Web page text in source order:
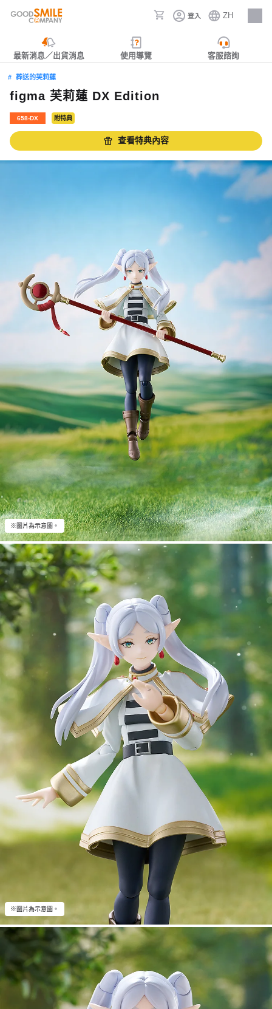
登入 ZH
人才招募
最新消息／出貨消息 使用導覽 客服諮詢
葬送的芙莉蓮
figma 芙莉蓮 DX Edition
658-DX 附特典
查看特典內容
※圖片為示意圖。
※圖片為示意圖。